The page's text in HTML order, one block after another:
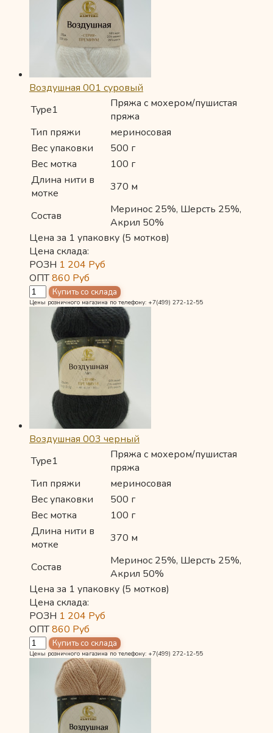
Воздушная 001 суровый
Type1
Пряжа с мохером/пушистая
пряжа
Тип пряжи
мериносовая
Вес упаковки
500 г
Вес мотка
100 г
Длина нити в
мотке
370 м
Состав
Меринос 25%, Шерсть 25%,
Акрил 50%
Цена за 1 упаковку (5 мотков)
Цена склада:
РОЗН 1 204 Руб
ОПТ860 Руб
Цены розничного магазина по телефону: +7(499) 272-12-55
Воздушная 003 черный
Type1
Пряжа с мохером/пушистая
пряжа
Тип пряжи
мериносовая
Вес упаковки
500 г
Вес мотка
100 г
Длина нити в
мотке
370 м
Состав
Меринос 25%, Шерсть 25%,
Акрил 50%
Цена за 1 упаковку (5 мотков)
Цена склада:
РОЗН 1 204 Руб
ОПТ860 Руб
Цены розничного магазина по телефону: +7(499) 272-12-55